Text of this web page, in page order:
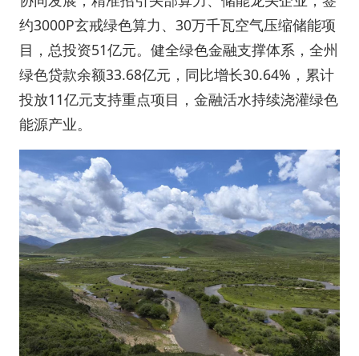
约3000P玄戒绿色算力、30万千瓦空气压缩储能项
目，总投资51亿元。健全绿色金融支撑体系，全州
绿色贷款余额33.68亿元，同比增长30.64%，累计
投放11亿元支持重点项目，金融活水持续浇灌绿色
能源产业。